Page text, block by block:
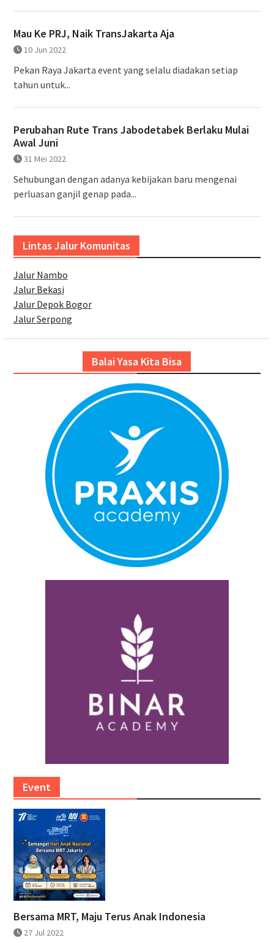
Mau Ke PRJ, Naik TransJakarta Aja
10 Jun 2022
Pekan Raya Jakarta event yang selalu diadakan setiap
tahun untuk...
Perubahan Rute Trans Jabodetabek Berlaku Mulai
Awal Juni
31 Mei 2022
Sehubungan dengan adanya kebijakan baru mengenai
perluasan ganjil genap pada...
Lintas Jalur Komunitas
Jalur Nambo
Jalur Bekasi
Jalur Depok Bogor
Jalur Serpong
Balai Yasa Kita Bisa
Event
Bersama MRT, Maju Terus Anak Indonesia
27 Jul 2022